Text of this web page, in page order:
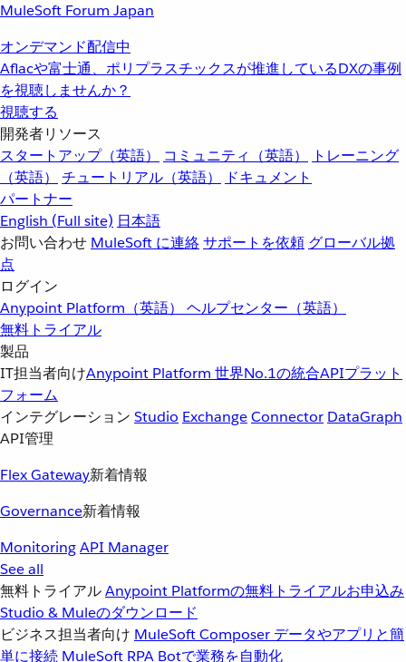
MuleSoft Forum Japan
オンデマンド配信中
Aflacや富士通、ポリプラスチックスが推進しているDXの事例
を視聴しませんか？
視聴する
開発者リソース
スタートアップ（英語）
コミュニティ（英語）
トレーニング
（英語）
チュートリアル（英語）
ドキュメント
パートナー
English (Full site) 日本語
お問い合わせ MuleSoft に連絡サポートを依頼 グローバル拠
点
ログイン
Anypoint Platform（英語） ヘルプセンター（英語）
無料トライアル
製品
IT担当者向けAnypoint Platform 世界No.1の統合APIプラット
フォーム
インテグレーション Studio ExchangeConnector DataGraph
API管理
Flex Gateway新着情報
Governance新着情報
MonitoringAPI Manager
See all
無料トライアルAnypoint Platformの無料トライアルお申込み
Studio & Muleのダウンロード
ビジネス担当者向け MuleSoft Composer データやアプリと簡
単に接続 MuleSoft RPA Botで業務を自動化